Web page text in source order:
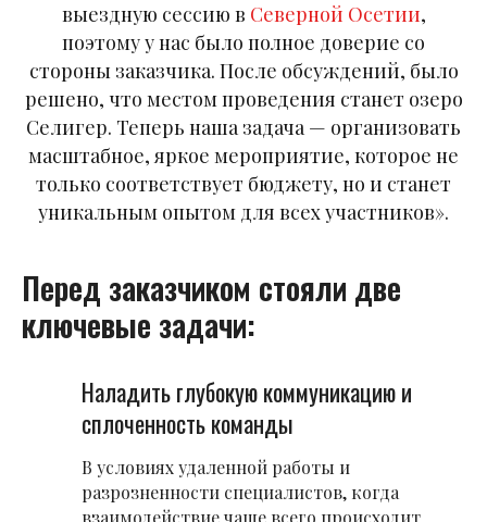
выездную сессию в Северной Осетии,
поэтому у нас было полное доверие со
стороны заказчика. После обсуждений, было
решено, что местом проведения станет озеро
Селигер. Теперь наша задача — организовать
масштабное, яркое мероприятие, которое не
только соответствует бюджету, но и станет
уникальным опытом для всех участников».
Перед заказчиком стояли две
ключевые задачи:
Наладить глубокую коммуникацию и
сплоченность команды
В условиях удаленной работы и
разрозненности специалистов, когда
взаимодействие чаще всего происходит